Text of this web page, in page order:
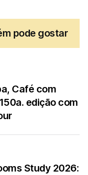
pode gostar
Café com
edição com
Study 2026: